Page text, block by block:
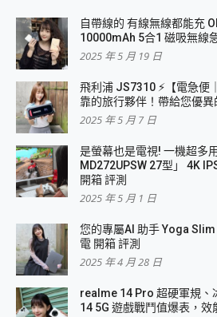
自帶線的 有線無線都能充
10000mAh 5合1 磁吸無線
2025 年 5 月 19 日
飛利浦 JS7310 ⚡【電急便
靠的旅行夥伴！帶給您優
2025 年 5 月 7 日
是螢幕也是電視! 一機超多
MD272UPSW 27型」 4K
開箱 評測
2025 年 5 月 1 日
您的專屬AI 助手 Yoga
電 開箱 評測
2025 年 4 月 28 日
realme 14 Pro 超硬軍規
14 5G 遊戲戰鬥值爆表，效